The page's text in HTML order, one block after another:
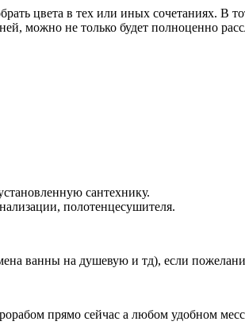
цвета в тех или иных сочетаниях. В
можно не только будет полноценно
сантехнику.
полотенцесушителя.
ванны на душевую и тд), если
прямо сейчас а любом удобном